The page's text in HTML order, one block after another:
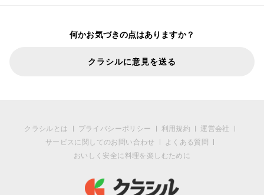
何かお気づきの点はありますか？
クラシルに意見を送る
クラシルとは プライバシーポリシー 利用規約
運営会社
サービスに関してのお問い合わせ
よくある質問
おいしく安全に料理を楽しむために